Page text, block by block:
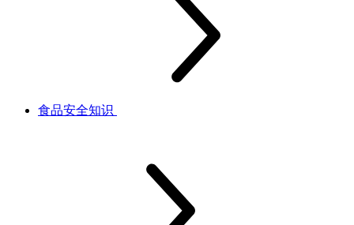
食品安全知识